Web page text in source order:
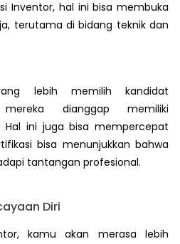
Inventor, hal ini bisa membuka
terutama di bidang teknik dan
lebih memilih kandidat
dianggap memiliki
ini juga bisa mempercepat
bisa menunjukkan bahwa
tantangan profesional.
Diri
kamu akan merasa lebih